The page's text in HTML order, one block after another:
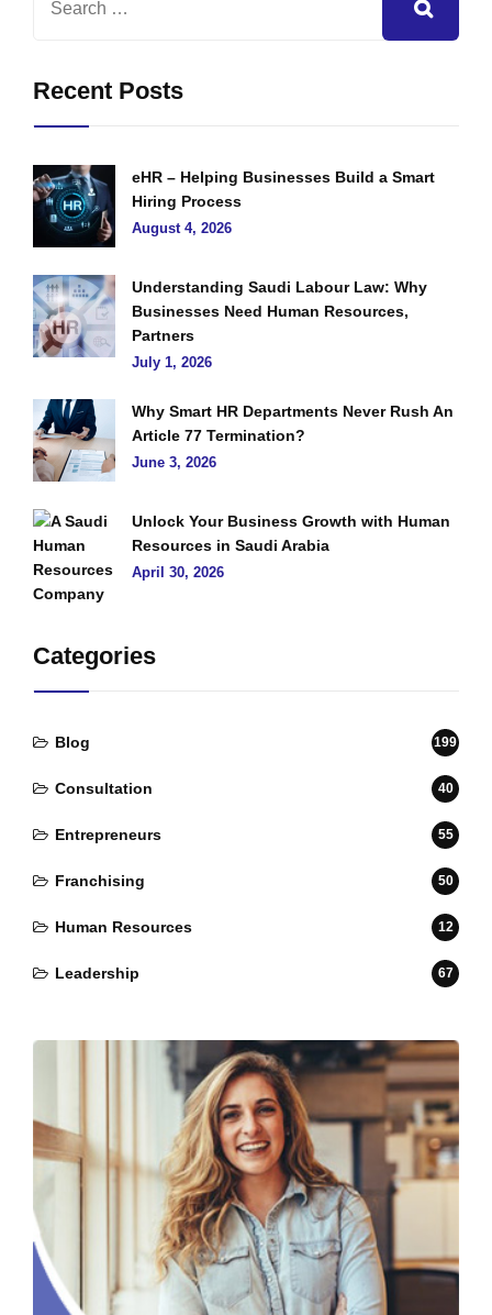
Recent Posts
eHR – Helping Businesses Build a Smart
Hiring Process
August 4, 2026
Understanding Saudi Labour Law: Why
Businesses Need Human Resources,
Partners
July 1, 2026
Why Smart HR Departments Never Rush An
Article 77 Termination?
June 3, 2026
Unlock Your Business Growth with Human
Resources in Saudi Arabia
April 30, 2026
Categories
Blog 199
Consultation 40
Entrepreneurs 55
Franchising 50
Human Resources 12
Leadership 67